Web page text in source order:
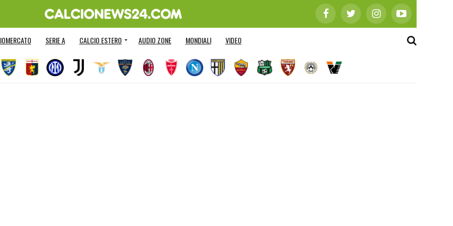
SERIE A CALCIO ESTERO AUDIO ZONE MONDIALI VIDEO